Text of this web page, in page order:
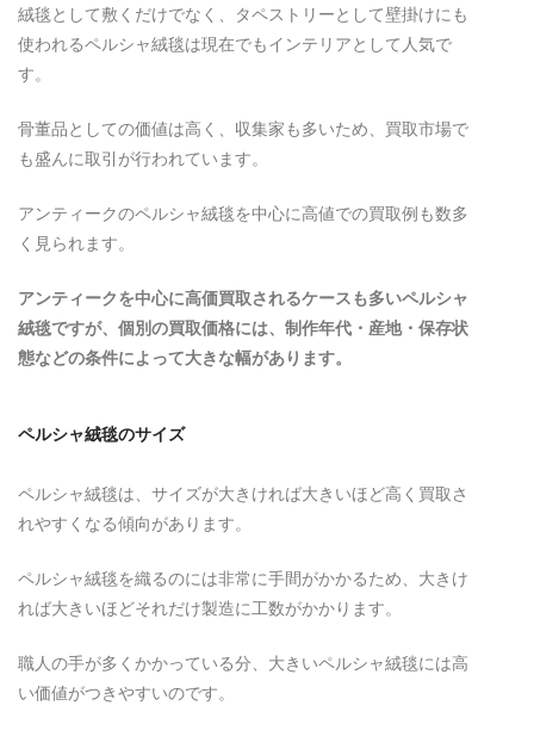
絨毯として敷くだけでなく、タペストリーとして壁掛けにも
使われるペルシャ絨毯は現在でもインテリアとして人気で
す。
骨董品としての価値は高く、収集家も多いため、買取市場で
も盛んに取引が行われています。
アンティークのペルシャ絨毯を中心に高値での買取例も数多
く見られます。
アンティークを中心に高価買取されるケースも多いペルシャ
絨毯ですが、個別の買取価格には、制作年代・産地・保存状
態などの条件によって大きな幅があります。
ペルシャ絨毯のサイズ
ペルシャ絨毯は、サイズが大きければ大きいほど高く買取さ
れやすくなる傾向があります。
ペルシャ絨毯を織るのには非常に手間がかかるため、大きけ
れば大きいほどそれだけ製造に工数がかかります。
職人の手が多くかかっている分、大きいペルシャ絨毯には高
い価値がつきやすいのです。